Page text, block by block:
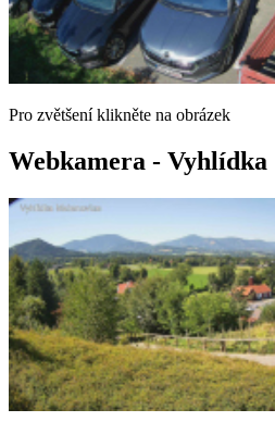
Pro zvětšení klikněte na obrázek
Webkamera - Vyhlídka